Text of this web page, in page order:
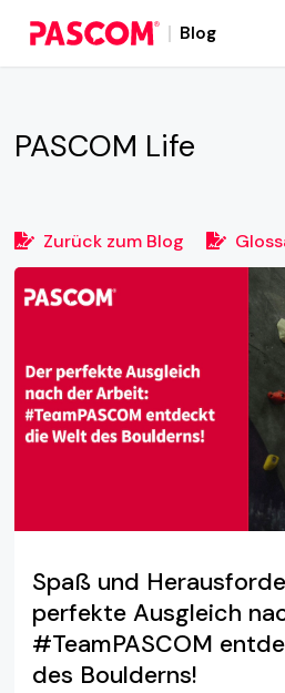
Blog
PASCOM Life
Zurück zum Blog
Spaß und
perfekte Ausgleich
#TeamPASCOM
des Boulderns!